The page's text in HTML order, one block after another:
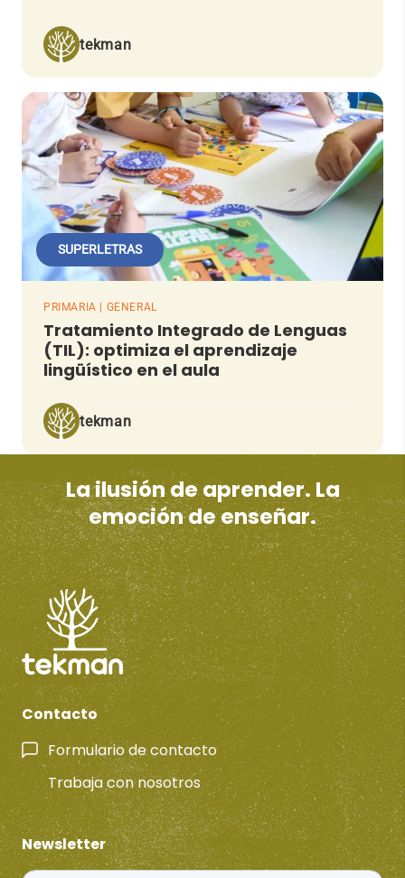
tekman
SUPERLETRAS
PRIMARIA | GENERAL
Tratamiento Integrado de Lenguas
(TIL): optimiza el aprendizaje
lingüístico en el aula
tekman
La ilusión de aprender. La
emoción de enseñar.
Contacto
Formulario de contacto
Trabaja con nosotros
Newsletter